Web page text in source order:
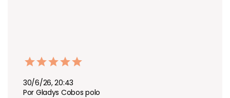
30/6/26, 20:43
Por Gladys Cobos polo